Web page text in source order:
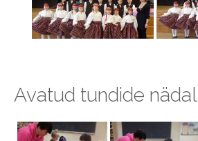
Avatud tundide nädal